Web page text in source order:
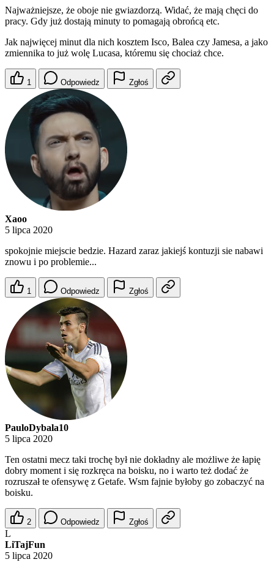
Najważniejsze, że oboje nie gwiazdorzą. Widać, że mają chęci do
pracy. Gdy już dostają minuty to pomagają obrońcą etc.
Jak najwięcej minut dla nich kosztem Isco, Balea czy Jamesa, a jako
zmiennika to już wolę Lucasa, któremu się chociaż chce.
1 Odpowiedz Zgłoś
Xaoo
5 lipca 2020
spokojnie miejscie bedzie. Hazard zaraz jakiejś kontuzji sie nabawi
znowu i po problemie...
1 Odpowiedz Zgłoś
PauloDybala10
5 lipca 2020
Ten ostatni mecz taki trochę był nie dokładny ale możliwe że łapię
dobry moment i się rozkręca na boisku, no i warto też dodać że
rozruszał te ofensywę z Getafe. Wsm fajnie byłoby go zobaczyć na
boisku.
2 Odpowiedz Zgłoś
L
LiTajFun
5 lipca 2020